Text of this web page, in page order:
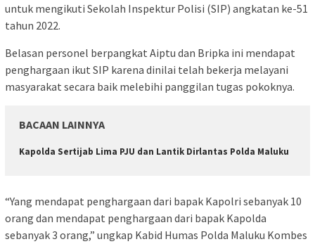
untuk mengikuti Sekolah Inspektur Polisi (SIP) angkatan ke-51
tahun 2022.
Belasan personel berpangkat Aiptu dan Bripka ini mendapat
penghargaan ikut SIP karena dinilai telah bekerja melayani
masyarakat secara baik melebihi panggilan tugas pokoknya.
BACAAN LAINNYA
Kapolda Sertijab Lima PJU dan Lantik Dirlantas Polda Maluku
“Yang mendapat penghargaan dari bapak Kapolri sebanyak 10
orang dan mendapat penghargaan dari bapak Kapolda
sebanyak 3 orang,” ungkap Kabid Humas Polda Maluku Kombes